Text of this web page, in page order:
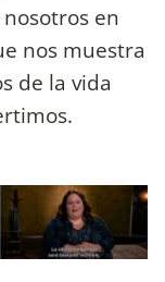
en
nos muestra
de la vida